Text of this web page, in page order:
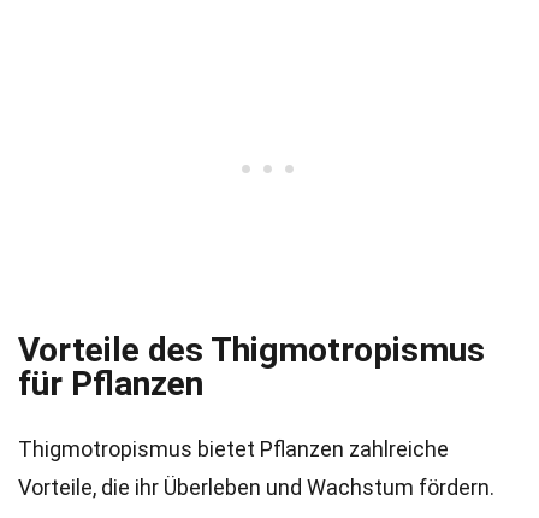
Vorteile des Thigmotropismus
für Pflanzen
Thigmotropismus bietet Pflanzen zahlreiche
Vorteile, die ihr Überleben und Wachstum fördern.